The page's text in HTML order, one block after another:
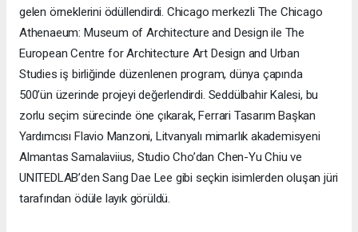
gelen örneklerini ödüllendirdi. Chicago merkezli The Chicago
Athenaeum: Museum of Architecture and Design ile The
European Centre for Architecture Art Design and Urban
Studies iş birliğinde düzenlenen program, dünya çapında
500’ün üzerinde projeyi değerlendirdi. Seddülbahir Kalesi, bu
zorlu seçim sürecinde öne çıkarak, Ferrari Tasarım Başkan
Yardımcısı Flavio Manzoni, Litvanyalı mimarlık akademisyeni
Almantas Samalaviius, Studio Cho’dan Chen-Yu Chiu ve
UNITEDLAB’den Sang Dae Lee gibi seçkin isimlerden oluşan jüri
tarafından ödüle layık görüldü.